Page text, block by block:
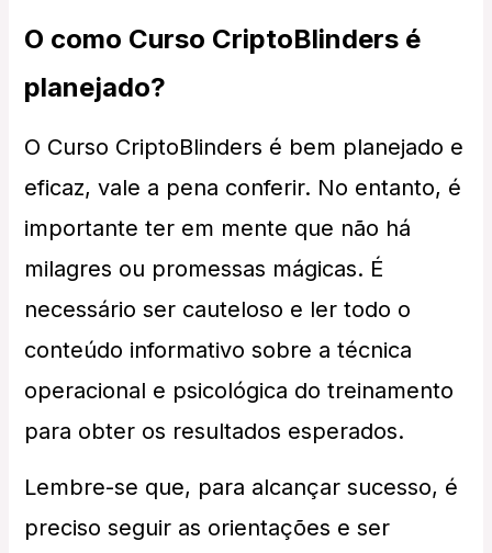
O como Curso CriptoBlinders é
planejado?
O Curso CriptoBlinders é bem planejado e
eficaz, vale a pena conferir. No entanto, é
importante ter em mente que não há
milagres ou promessas mágicas. É
necessário ser cauteloso e ler todo o
conteúdo informativo sobre a técnica
operacional e psicológica do treinamento
para obter os resultados esperados.
Lembre-se que, para alcançar sucesso, é
preciso seguir as orientações e ser